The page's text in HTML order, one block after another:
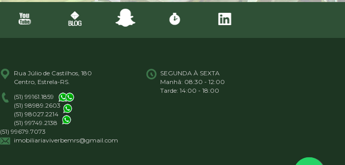
Rua Júlio de Castilhos, 180
Centro, Estrela-RS.
(51) 99161.1859
(51) 98989.2603
(51) 98027.2214
(51) 99749.2138
(51) 99679.7073
imobiliariaviverbemrs@gmail.com
SEGUNDA À SEXTA
Manhã: 08:30 - 12:00
Tarde: 14:00 - 18:00